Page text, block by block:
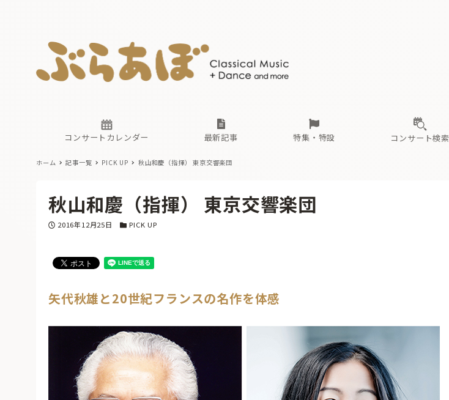
コンサートカレンダー 最新記事
古楽とその先と オーケストラの楽屋から
特集・特設
現場のプロが推す！間違いないオーケストラコンサート
コンサート検索
無料ライブ配信スケジュール
あ か さ た
古楽とその先と
無料ライブ配信スケジュール
あ か さ
ホーム 記事一覧 PICK UP 秋山和慶（指揮） 東京交響楽団
秋山和慶（指揮） 東京交響楽団
投稿日
2016年12月25日 カテゴリー
PICK UP
矢代秋雄と20世紀フランスの名作を体感